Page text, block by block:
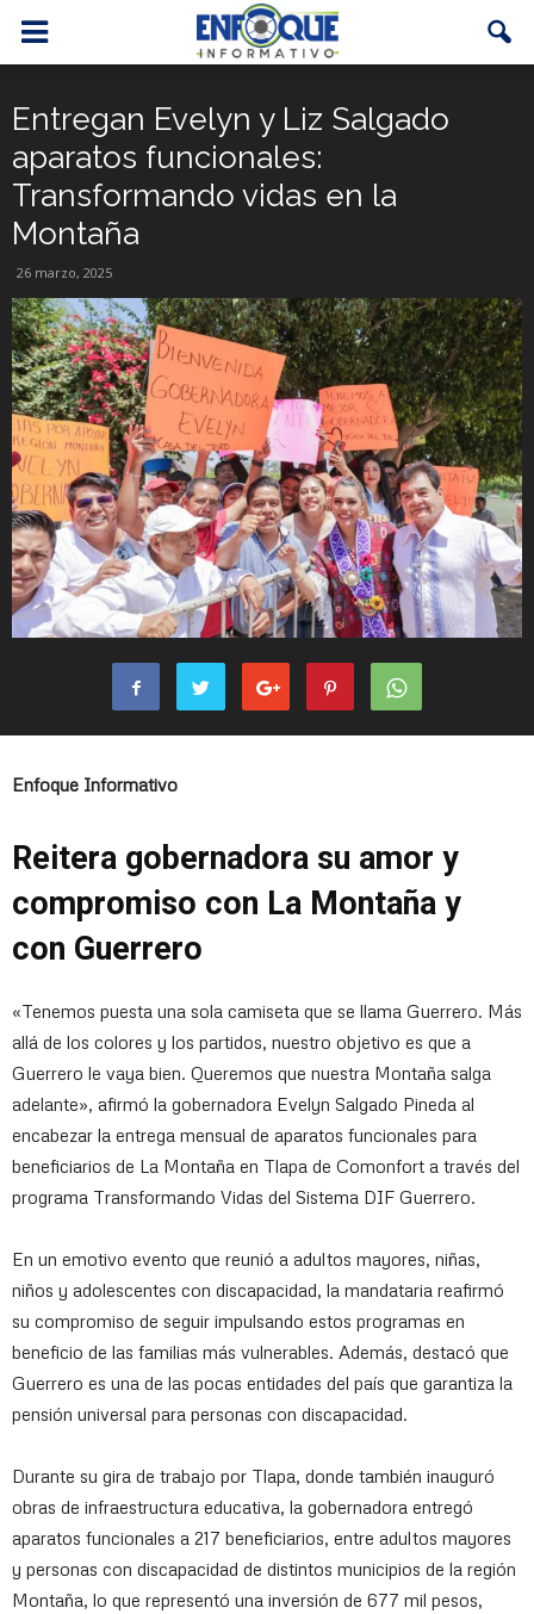
Entregan Evelyn y Liz Salgado
aparatos funcionales:
Transformando vidas en la
Montaña
26 marzo, 2025
Enfoque Informativo
Reitera gobernadora su amor y
compromiso con La Montaña y
con Guerrero
«Tenemos puesta una sola camiseta que se llama Guerrero. Más
allá de los colores y los partidos, nuestro objetivo es que a
Guerrero le vaya bien. Queremos que nuestra Montaña salga
adelante», afirmó la gobernadora Evelyn Salgado Pineda al
encabezar la entrega mensual de aparatos funcionales para
beneficiarios de La Montaña en Tlapa de Comonfort a través del
programa Transformando Vidas del Sistema DIF Guerrero.
En un emotivo evento que reunió a adultos mayores, niñas,
niños y adolescentes con discapacidad, la mandataria reafirmó
su compromiso de seguir impulsando estos programas en
beneficio de las familias más vulnerables. Además, destacó que
Guerrero es una de las pocas entidades del país que garantiza la
pensión universal para personas con discapacidad.
Durante su gira de trabajo por Tlapa, donde también inauguró
obras de infraestructura educativa, la gobernadora entregó
aparatos funcionales a 217 beneficiarios, entre adultos mayores
y personas con discapacidad de distintos municipios de la región
Montaña, lo que representó una inversión de 677 mil pesos,